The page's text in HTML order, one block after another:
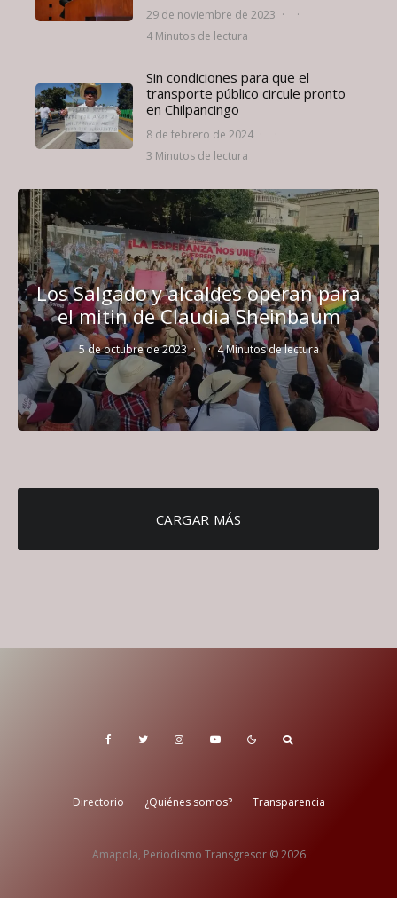
29 de noviembre de 2023 ·
·
4 Minutos de lectura
Sin condiciones para que el
transporte público circule pronto
en Chilpancingo
8 de febrero de 2024 ·
·
3 Minutos de lectura
Los Salgado y alcaldes operan para
el mitin de Claudia Sheinbaum
5 de octubre de 2023 · · 4 Minutos de lectura
CARGAR MÁS
Directorio ¿Quiénes somos? Transparencia
Amapola, Periodismo Transgresor © 2026